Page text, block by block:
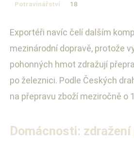
Potravinářství 18
Exportéři navíc čelí dalším
mezinárodní dopravě, protože
pohonných hmot zdražují
po železnici. Podle Českých
na přepravu zboží meziročně o
Domácnosti: zdražení